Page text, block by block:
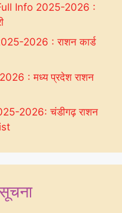
Info 2025-2026 :
2026 : राशन कार्ड
: मध्य प्रदेश राशन
2026: चंडीगढ़ राशन